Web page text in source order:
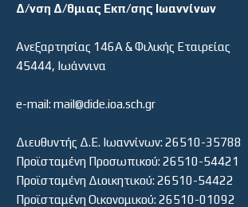
Δ/νση Δ/θμιας Εκπ/σης Ιωαννίνων
Ανεξαρτησίας 146Α & Φιλικής Εταιρείας
45444, Ιωάννινα
e-mail: mail@dide.ioa.sch.gr
Διευθυντής Δ.Ε. Ιωαννίνων: 26510-35788
Προϊσταμένη Προσωπικού: 26510-54421
Προϊσταμένη Διοικητικού: 26510-54422
Προϊσταμένη Οικονομικού: 26510-01092